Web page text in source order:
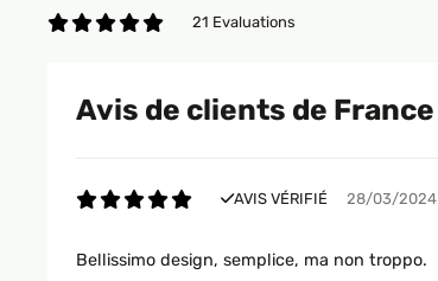
21 Evaluations
Avis de clients de France
AVIS VÉRIFIÉ 28/03/2024
Bellissimo design, semplice, ma non troppo.